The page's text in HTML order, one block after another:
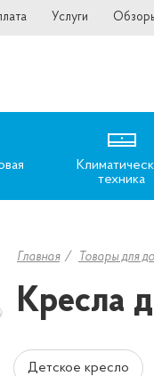
Услуги
техника
Главная Товары для
Кресла
Детское кресло